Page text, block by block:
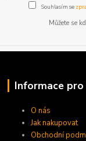
Souhlasím se
Můžete se
Informace pro
O nás
Jak nakupovat
Obchodní